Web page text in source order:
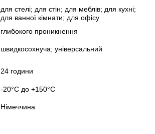
для стелі; для стін; для меблів; для кухні;
для ванної кімнати; для офісу
глибокого проникнення
швидкосохнуча; універсальний
24 години
-20°C до +150°C
Німеччина